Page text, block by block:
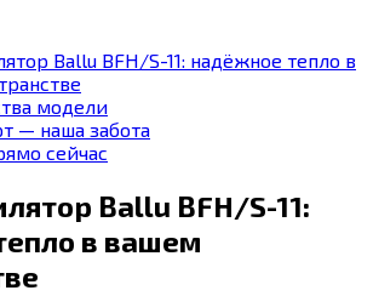
Ballu BFH/S-11: надёжное тепло в
модели
— наша забота
сейчас
Ballu BFH/S-11:
в вашем